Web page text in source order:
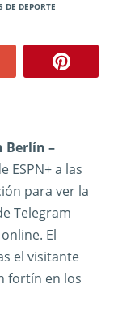
DE DEPORTE
Berlín –
ESPN+ a las
para ver la
Telegram
El
el visitante
fortín en los